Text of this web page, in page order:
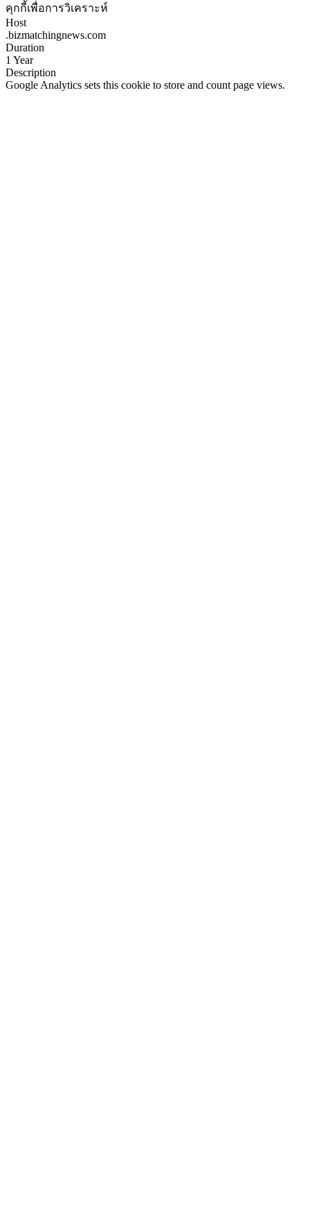
คุกกี้เพื่อการวิเคราะห์
Host
.bizmatchingnews.com
Duration
1 Year
Description
Google Analytics sets this cookie to store and count page views.